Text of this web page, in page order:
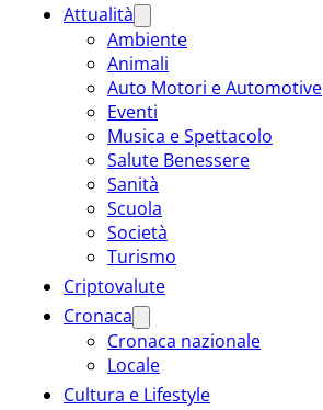
Attualità
Ambiente
Animali
Auto Motori e Automotive
Eventi
Musica e Spettacolo
Salute Benessere
Sanità
Scuola
Società
Turismo
Criptovalute
Cronaca
Cronaca nazionale
Locale
Cultura e Lifestyle